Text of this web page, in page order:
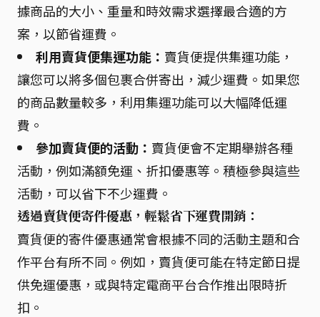
據商品的大小、重量和時效需求選擇最合適的方
案，以節省運費。
利用賣貨便集運功能： 賣貨便提供集運功能，
讓您可以將多個包裹合併寄出，減少運費。如果您
的商品數量較多，利用集運功能可以大幅降低運
費。
參加賣貨便的活動： 賣貨便會不定期舉辦各種
活動，例如滿額免運、折扣優惠等。積極參與這些
活動，可以省下不少運費。
透過賣貨便寄件優惠，輕鬆省下運費開銷：
賣貨便的寄件優惠通常會根據不同的活動主題和合
作平台有所不同。例如，賣貨便可能在特定節日提
供免運優惠，或與特定電商平台合作推出限時折
扣。